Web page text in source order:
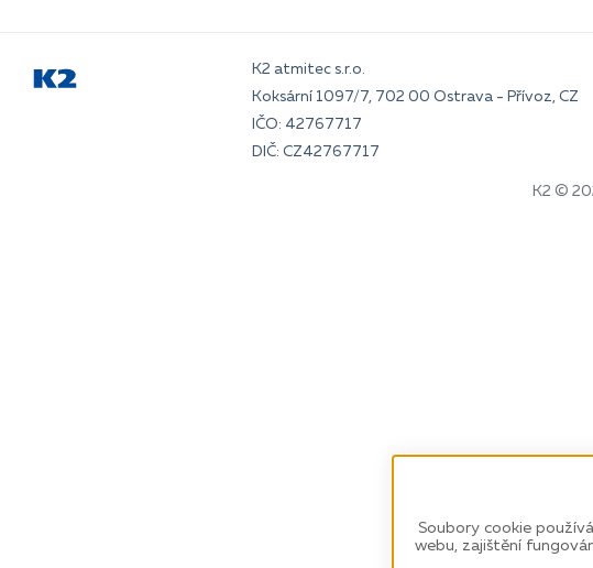
K2 atmitec s.r.o.
Koksární 1097/7, 702 00 Ostrava - Přívoz, CZ
IČO: 42767717
DIČ: CZ42767717
K2 ©
Soubory cookie
webu, zajištění